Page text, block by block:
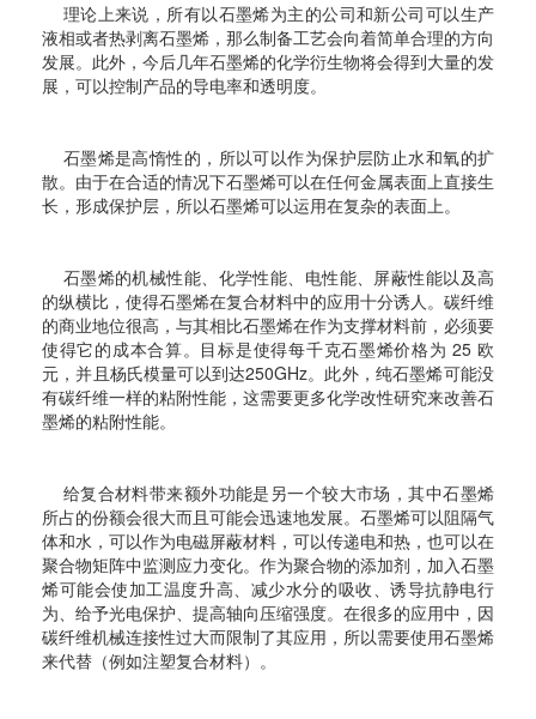
理论上来说，所有以石墨烯为主的公司和新公司可以生产
液相或者热剥离石墨烯，那么制备工艺会向着简单合理的方向
发展。此外，今后几年石墨烯的化学衍生物将会得到大量的发
展，可以控制产品的导电率和透明度。
石墨烯是高惰性的，所以可以作为保护层防止水和氧的扩
散。由于在合适的情况下石墨烯可以在任何金属表面上直接生
长，形成保护层，所以石墨烯可以运用在复杂的表面上。
石墨烯的机械性能、化学性能、电性能、屏蔽性能以及高
的纵横比，使得石墨烯在复合材料中的应用十分诱人。 碳纤维
的商业地位很高，与其相比石墨烯在作为支撑材料前，必须要
使得它的成本合算。目标是使得每千克石墨烯价格为 25 欧
元，并且杨氏模量可以到达250GHz。此外，纯石墨烯可能没
有碳纤维一样的粘附性能，这需要更多化学改性研究来改善石
墨烯的粘附性能。
给复合材料带来额外功能是另一个较大市场，其中石墨烯
所占的份额会很大而且可能会迅速地发展。石墨烯可以阻隔气
体和水，可以作为电磁屏蔽材料，可以传递电和热，也可以在
聚合物矩阵中监测应力变化。作为聚合物的添加剂，加入石墨
烯可能会使加工温度升高、减少水分的吸收、诱导抗静电行
为、给予光电保护、提高轴向压缩强度。在很多的应用中，因
碳纤维机械连接性过大而限制了其应用，所以需要使用石墨烯
来代替（例如注塑复合材料）。